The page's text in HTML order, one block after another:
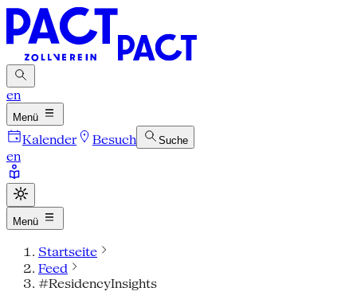
en
Menü
Kalender Besuch Suche
en
Menü
Startseite
Feed
#ResidencyInsights